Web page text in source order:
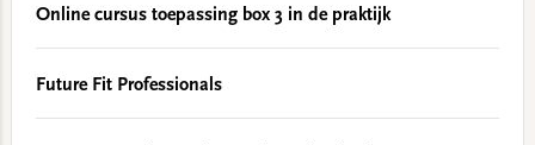
Online cursus toepassing box 3 in de praktijk
Future Fit Professionals